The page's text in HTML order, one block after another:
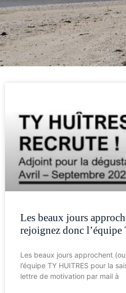
Les beaux jours
rejoignez donc
Les beaux jours approchent
l’équipe TY HUITRES pour la
lettre de motivation par mail à